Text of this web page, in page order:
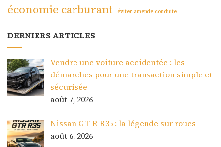
économie carburant éviter amende conduite
DERNIERS ARTICLES
Vendre une voiture accidentée : les
démarches pour une transaction simple et
sécurisée
août 7, 2026
Nissan GT-R R35 : la légende sur roues
août 6, 2026